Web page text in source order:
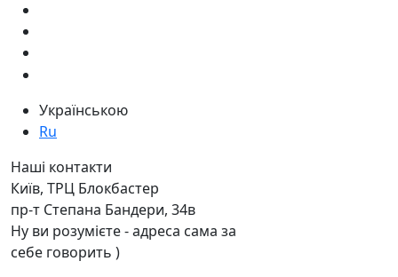
Українською
Ru
Наші контакти
Київ, ТРЦ Блокбастер
пр-т Степана Бандери, 34в
Ну ви розумієте - адреса сама за
себе говорить )